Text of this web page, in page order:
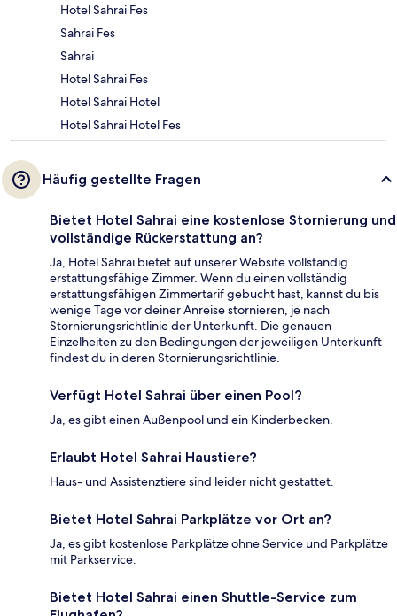
Hotel Sahrai Fes
Sahrai Fes
Sahrai
Hotel Sahrai Fes
Hotel Sahrai Hotel
Hotel Sahrai Hotel Fes
Häufig gestellte Fragen
Bietet Hotel Sahrai eine kostenlose Stornierung und
vollständige Rückerstattung an?
Ja, Hotel Sahrai bietet auf unserer Website vollständig
erstattungsfähige Zimmer. Wenn du einen vollständig
erstattungsfähigen Zimmertarif gebucht hast, kannst du bis
wenige Tage vor deiner Anreise stornieren, je nach
Stornierungsrichtlinie der Unterkunft. Die genauen
Einzelheiten zu den Bedingungen der jeweiligen Unterkunft
findest du in deren Stornierungsrichtlinie.
Verfügt Hotel Sahrai über einen Pool?
Ja, es gibt einen Außenpool und ein Kinderbecken.
Erlaubt Hotel Sahrai Haustiere?
Haus- und Assistenztiere sind leider nicht gestattet.
Bietet Hotel Sahrai Parkplätze vor Ort an?
Ja, es gibt kostenlose Parkplätze ohne Service und Parkplätze
mit Parkservice.
Bietet Hotel Sahrai einen Shuttle-Service zum